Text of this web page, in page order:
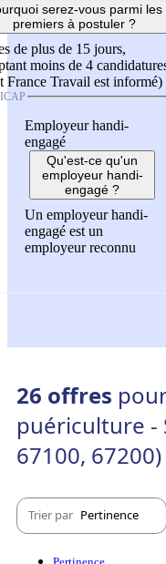
serez-vous parmi les
premiers à postuler ?
de plus de 15 jours,
moins de 4
France Travail est informé)
Employeur handi-
engagé
Qu'est-ce qu'un
employeur handi-
engagé ?
Un employeur handi-
engagé est un
employeur reconnu
26 offres
puériculture -
67100, 67200)
Trier par Pertinence